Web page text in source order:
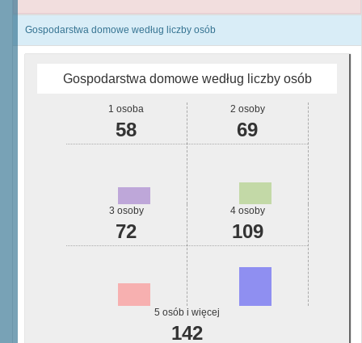
Gospodarstwa domowe według liczby osób
Gospodarstwa domowe według liczby osób
1 osoba
58
2 osoby
69
3 osoby
72
4 osoby
109
5 osób i więcej
142